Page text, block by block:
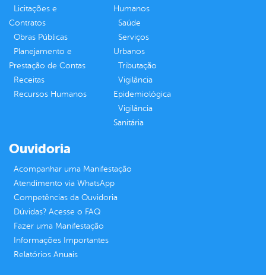
Licitações e
Contratos
Obras Públicas
Planejamento e
Prestação de Contas
Receitas
Recursos Humanos
Humanos
Saúde
Serviços
Urbanos
Tributação
Vigilância
Epidemiológica
Vigilância
Sanitária
Ouvidoria
Acompanhar uma Manifestação
Atendimento via WhatsApp
Competências da Ouvidoria
Dúvidas? Acesse o FAQ
Fazer uma Manifestação
Informações Importantes
Relatórios Anuais